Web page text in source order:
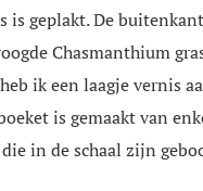
is geplakt. De
Chasmanthium
ik een laagje vernis
is gemaakt van
in de schaal zijn